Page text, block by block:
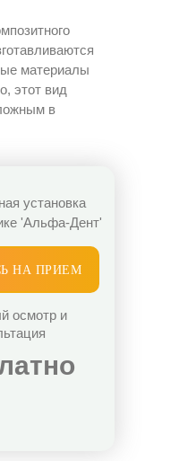
материалы
этот вид
в
НА ПРИЕМ
осмотр и